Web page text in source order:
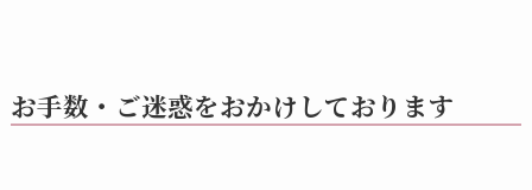
お手数・ご迷惑をおかけしております